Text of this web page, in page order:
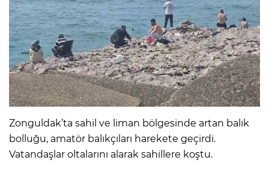
Zonguldak’ta sahil ve liman bölgesinde artan balık
bolluğu, amatör balıkçıları harekete geçirdi.
Vatandaşlar oltalarını alarak sahillere koştu.